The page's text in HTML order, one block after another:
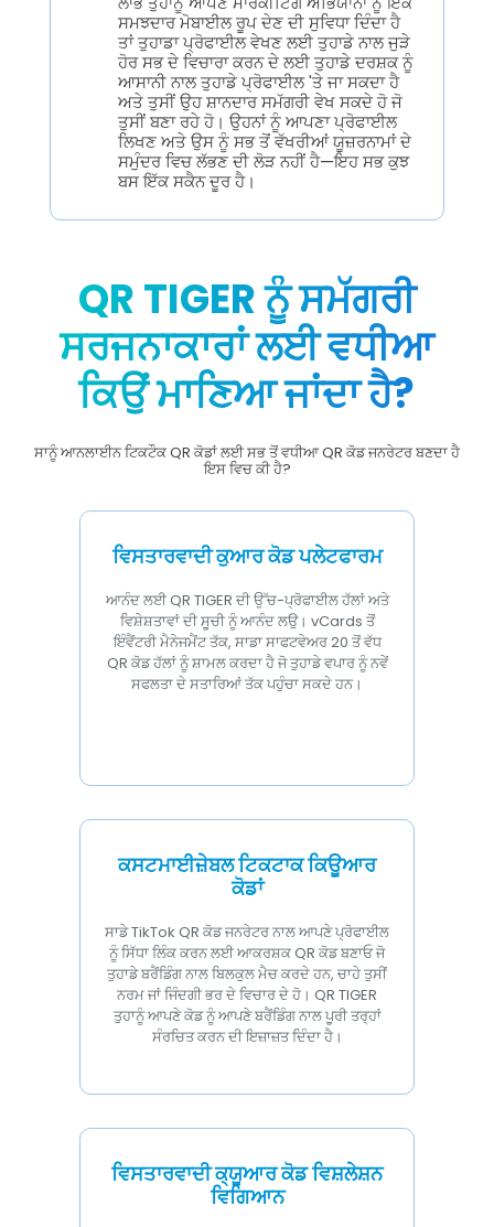
ਸਮਝਦਾਰ ਮੋਬਾਈਲ ਰੂਪ ਦੇਣ ਦੀ ਸੁਵਿਧਾ ਦਿੰਦਾ ਹੈ
ਤਾਂ ਤੁਹਾਡਾ ਪ੍ਰੋਫਾਈਲ ਵੇਖਣ ਲਈ ਤੁਹਾਡੇ ਨਾਲ ਜੁੜੇ
ਹੋਰ ਸਭ ਦੇ ਵਿਚਾਰਾ ਕਰਨ ਦੇ ਲਈ ਤੁਹਾਡੇ ਦਰਸ਼ਕ ਨੂੰ
ਆਸਾਨੀ ਨਾਲ ਤੁਹਾਡੇ ਪ੍ਰੋਫਾਈਲ 'ਤੇ ਜਾ ਸਕਦਾ ਹੈ
ਅਤੇ ਤੁਸੀਂ ਉਹ ਸ਼ਾਨਦਾਰ ਸਮੱਗਰੀ ਵੇਖ ਸਕਦੇ ਹੋ ਜੋ
ਤੁਸੀਂ ਬਣਾ ਰਹੇ ਹੋ। ਉਹਨਾਂ ਨੂੰ ਆਪਣਾ ਪ੍ਰੋਫਾਈਲ
ਲਿਖਣ ਅਤੇ ਉਸ ਨੂੰ ਸਭ ਤੋਂ ਵੱਖਰੀਆਂ ਯੂਜ਼ਰਨਾਮਾਂ ਦੇ
ਸਮੁੰਦਰ ਵਿਚ ਲੱਭਣ ਦੀ ਲੋੜ ਨਹੀਂ ਹੈ—ਇਹ ਸਭ ਕੁਝ
ਬਸ ਇੱਕ ਸਕੈਨ ਦੂਰ ਹੈ।
QR TIGER ਨੂੰ ਸਮੱਗਰੀ
ਸਰਜਨਾਕਾਰਾਂ ਲਈ ਵਧੀਆ
ਕਿਉਂ ਮਾਣਿਆ ਜਾਂਦਾ ਹੈ?
ਸਾਨੂੰ ਆਨਲਾਈਨ ਟਿਕਟੌਕ QR ਕੋਡਾਂ ਲਈ ਸਭ ਤੋਂ ਵਧੀਆ QR ਕੋਡ ਜਨਰੇਟਰ ਬਣਦਾ ਹੈ
ਇਸ ਵਿਚ ਕੀ ਹੈ?
ਵਿਸਤਾਰਵਾਦੀ ਕੁਆਰ ਕੋਡ ਪਲੇਟਫਾਰਮ
ਆਨੰਦ ਲਈ QR TIGER ਦੀ ਉੱਚ-ਪ੍ਰੋਫਾਈਲ ਹੱਲਾਂ ਅਤੇ
ਵਿਸ਼ੇਸ਼ਤਾਵਾਂ ਦੀ ਸੂਚੀ ਨੂੰ ਆਨੰਦ ਲਉ। vCards ਤੋਂ
ਇੰਵੈਂਟਰੀ ਮੈਨੇਜਮੈਂਟ ਤੱਕ, ਸਾਡਾ ਸਾਫਟਵੇਅਰ 20 ਤੋਂ ਵੱਧ
QR ਕੋਡ ਹੱਲਾਂ ਨੂੰ ਸ਼ਾਮਲ ਕਰਦਾ ਹੈ ਜੋ ਤੁਹਾਡੇ ਵਪਾਰ ਨੂੰ ਨਵੇਂ
ਸਫਲਤਾ ਦੇ ਸਤਾਰਿਆਂ ਤੱਕ ਪਹੁੰਚਾ ਸਕਦੇ ਹਨ।
ਕਸਟਮਾਈਜ਼ੇਬਲ ਟਿਕਟਾਕ ਕਿਊਆਰ
ਕੋਡਾਂ
ਸਾਡੇ TikTok QR ਕੋਡ ਜਨਰੇਟਰ ਨਾਲ ਆਪਣੇ ਪ੍ਰੋਫਾਈਲ
ਨੂੰ ਸਿੱਧਾ ਲਿੰਕ ਕਰਨ ਲਈ ਆਕਰਸ਼ਕ QR ਕੋਡ ਬਣਾਓ ਜੋ
ਤੁਹਾਡੇ ਬਰੈਂਡਿੰਗ ਨਾਲ ਬਿਲਕੁਲ ਮੈਚ ਕਰਦੇ ਹਨ, ਚਾਹੇ ਤੁਸੀਂ
ਨਰਮ ਜਾਂ ਜਿੰਦਗੀ ਭਰ ਦੇ ਵਿਚਾਰ ਦੇ ਹੋ। QR TIGER
ਤੁਹਾਨੂੰ ਆਪਣੇ ਕੋਡ ਨੂੰ ਆਪਣੇ ਬਰੈਂਡਿੰਗ ਨਾਲ ਪੂਰੀ ਤਰ੍ਹਾਂ
ਸੰਰਚਿਤ ਕਰਨ ਦੀ ਇਜ਼ਾਜ਼ਤ ਦਿੰਦਾ ਹੈ।
ਵਿਸਤਾਰਵਾਦੀ ਕ੍ਯੂਆਰ ਕੋਡ ਵਿਸ਼ਲੇਸ਼ਨ
ਵਿਗਿਆਨ